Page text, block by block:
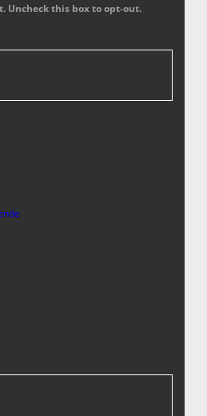
Uncheck this box to opt-out.